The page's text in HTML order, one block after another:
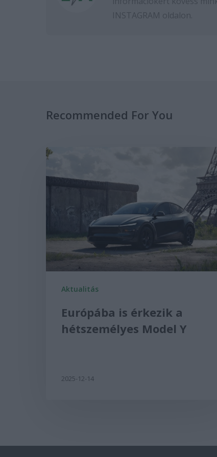
INSTAGRAM oldalon.
Recommended For You
Aktualitás
Európába is érkezik a
hétszemélyes Model Y
2025-12-14